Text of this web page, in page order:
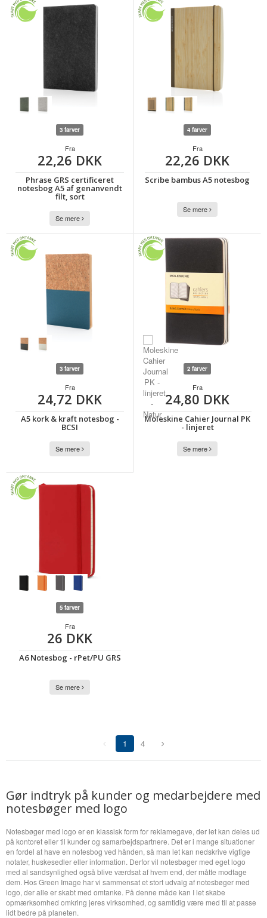
3 farver
Fra
22,26 DKK
Phrase GRS certificeret
notesbog A5 af genanvendt
filt, sort
Se mere
4 farver
Fra
22,26 DKK
Scribe bambus A5 notesbog
Se mere
3 farver
Fra
24,72 DKK
A5 kork & kraft notesbog -
BCSI
Se mere
2 farver
Fra
24,80 DKK
Moleskine Cahier Journal PK
- linjeret
Se mere
5 farver
Fra
26 DKK
A6 Notesbog - rPet/PU GRS
Se mere
1 (current)
4
Gør indtryk på kunder og medarbejdere med
notesbøger med logo
Notesbøger med logo er en klassisk form for reklamegave, der let kan deles ud
på kontoret eller til kunder og samarbejdspartnere. Det er i mange situationer
en fordel at have en notesbog ved hånden, så man let kan nedskrive vigtige
notater, huskesedler eller information. Derfor vil notesbøger med eget logo
med al sandsynlighed også blive værdsat af hvem end, der måtte modtage
dem. Hos Green Image har vi sammensat et stort udvalg af notesbøger med
logo, der alle er skabt med omtanke. På denne måde kan I let skabe
opmærksomhed omkring jeres virksomhed, og samtidig være med til at passe
lidt bedre på planeten.